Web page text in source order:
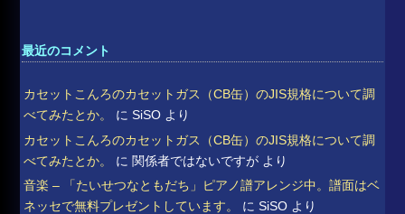
最近のコメント
カセットこんろのカセットガス（CB缶）のJIS規格について調
べてみたとか。
にSiSO より
カセットこんろのカセットガス（CB缶）のJIS規格について調
べてみたとか。
に関係者ではないですが より
音楽 – 「たいせつなともだち」ピアノ譜アレンジ中。譜面はベ
ネッセで無料プレゼントしています。
にSiSO より